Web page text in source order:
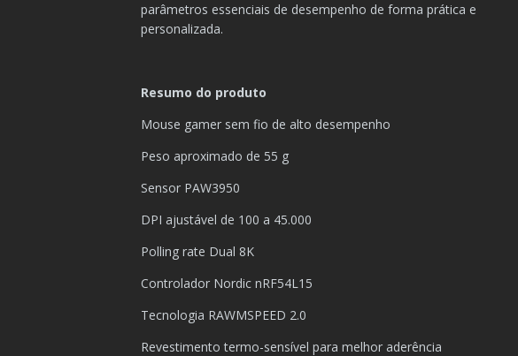
parâmetros essenciais de desempenho de forma prática e
personalizada.
Resumo do produto
Mouse gamer sem fio de alto desempenho
Peso aproximado de 55 g
Sensor PAW3950
DPI ajustável de 100 a 45.000
Polling rate Dual 8K
Controlador Nordic nRF54L15
Tecnologia RAWMSPEED 2.0
Revestimento termo-sensível para melhor aderência